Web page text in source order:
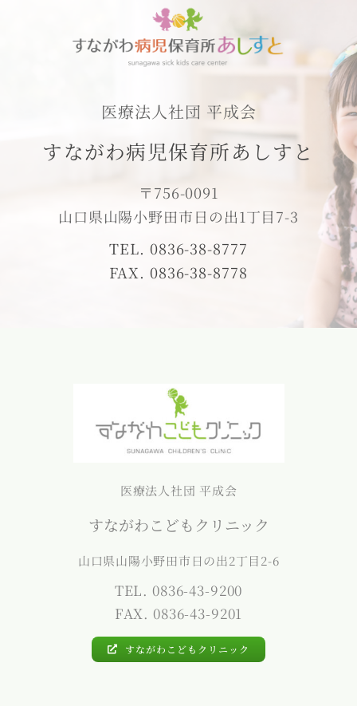
医療法人社団 平成会
すながわ病児保育所あしすと
〒756-0091
山口県山陽小野田市日の出1丁目7-3
TEL. 0836-38-8777
FAX. 0836-38-8778
医療法人社団 平成会
すながわこどもクリニック
山口県山陽小野田市日の出2丁目2-6
TEL. 0836-43-9200
FAX. 0836-43-9201
すながわこどもクリニック